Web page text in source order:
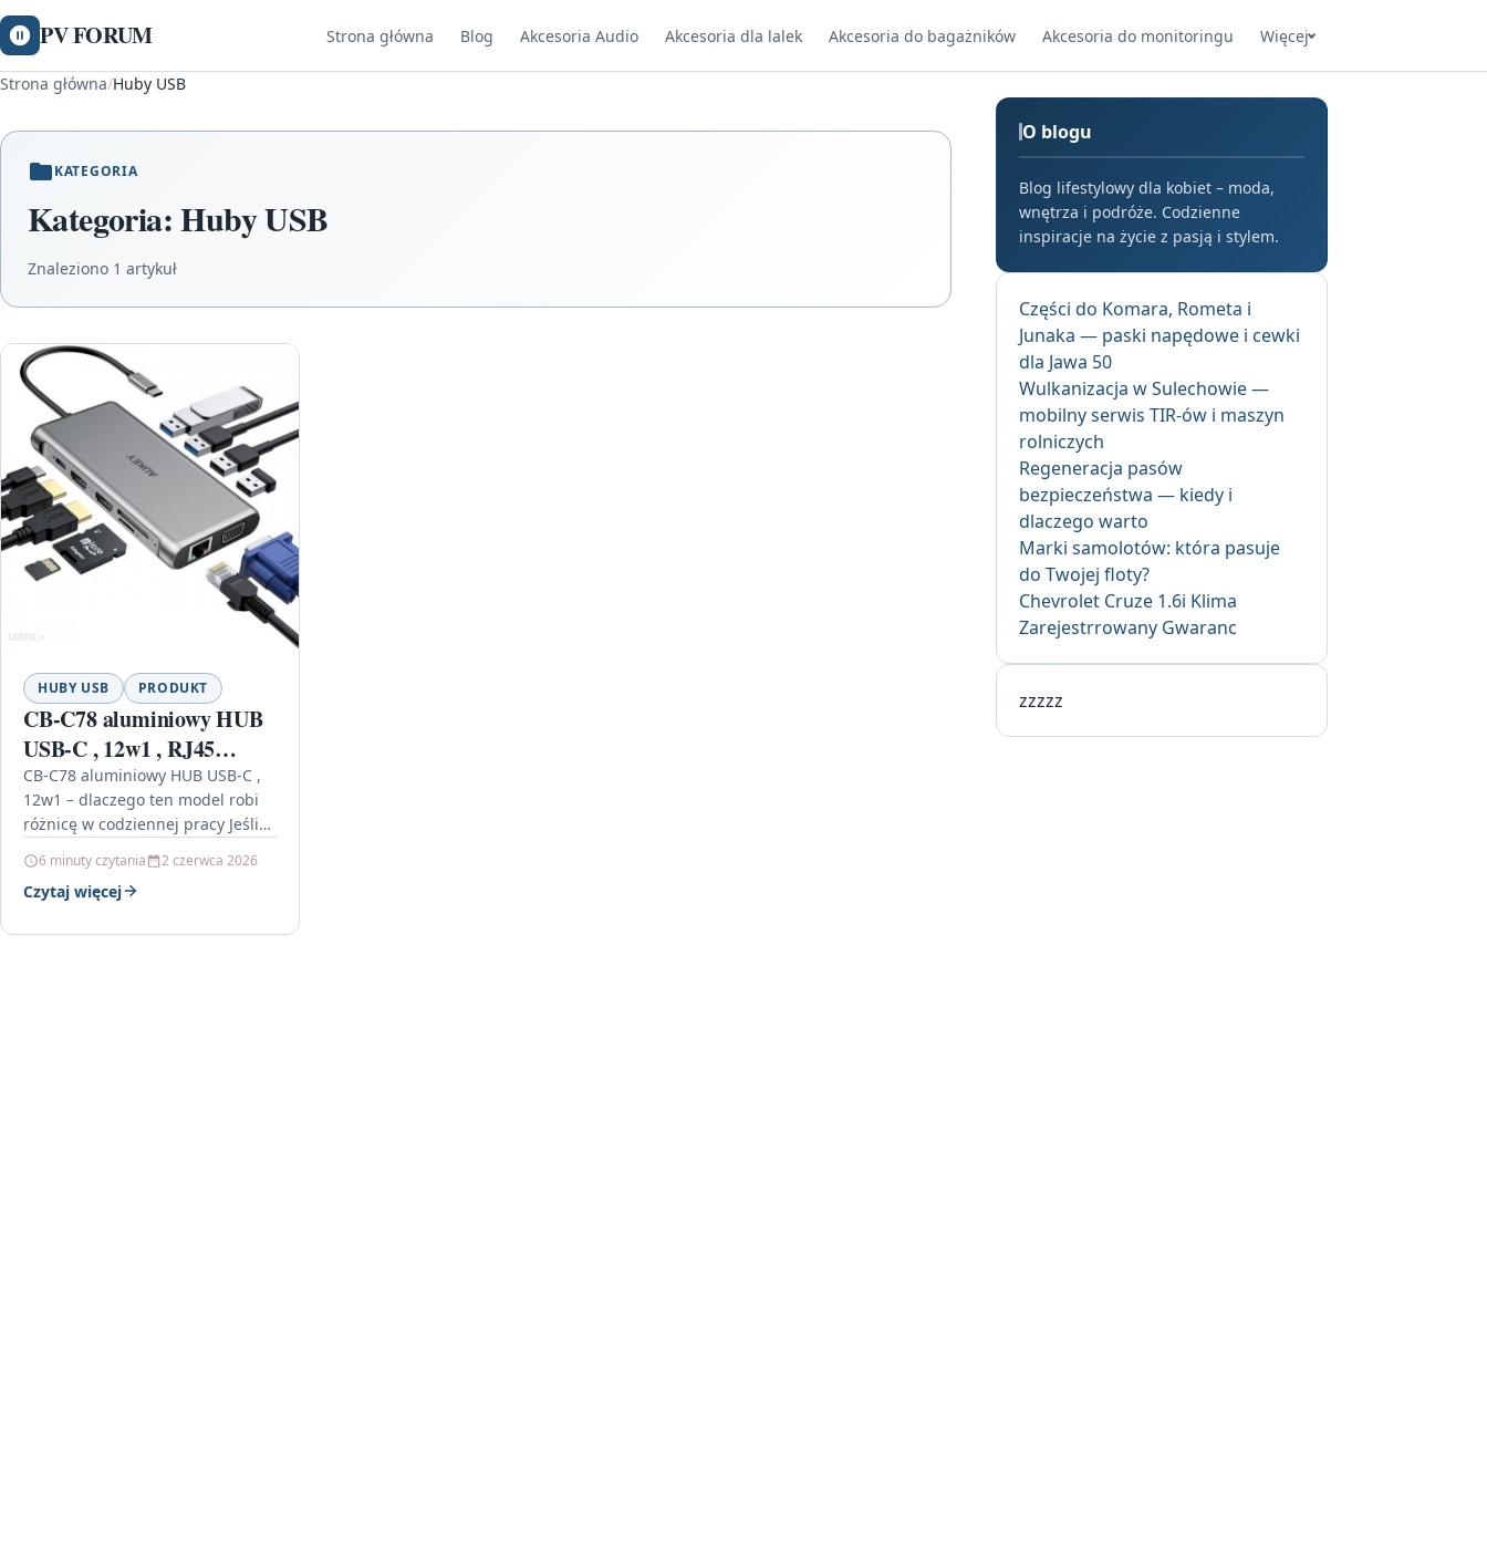
PV FORUM Strona główna Blog Akcesoria Audio Akcesoria dla lalek Akcesoria do bagażników Akcesoria do monitoringu Więcej
Strona główna/Huby USB
KATEGORIA
Kategoria:Huby USB
Znaleziono 1 artykuł
HUBY USB PRODUKT
CB-C78 aluminiowy HUB
USB-C , 12w1 , RJ45
Ethernet 10/100/1000Mbps
, 2xUSB 3.1 , 2xUSB 2.0 ,
2xHDMI 4k@30Hz , VGA
, SD i microSD (CBC78)
CB-C78 aluminiowy HUB USB-C ,
12w1 – dlaczego ten model robi
różnicę w codziennej pracy Jeśli
skróty” i walczysz z…
6 minuty czytania 2 czerwca 2026
Czytaj więcej
O blogu
Blog lifestylowy dla kobiet – moda,
wnętrza i podróże. Codzienne
inspiracje na życie z pasją i stylem.
Części do Komara, Rometa i
Junaka — paski napędowe i cewki
dla Jawa 50
Wulkanizacja w Sulechowie —
mobilny serwis TIR-ów i maszyn
rolniczych
Regeneracja pasów
bezpieczeństwa — kiedy i
dlaczego warto
Marki samolotów: która pasuje
do Twojej floty?
Chevrolet Cruze 1.6i Klima
Zarejestrrowany Gwaranc
zzzzz